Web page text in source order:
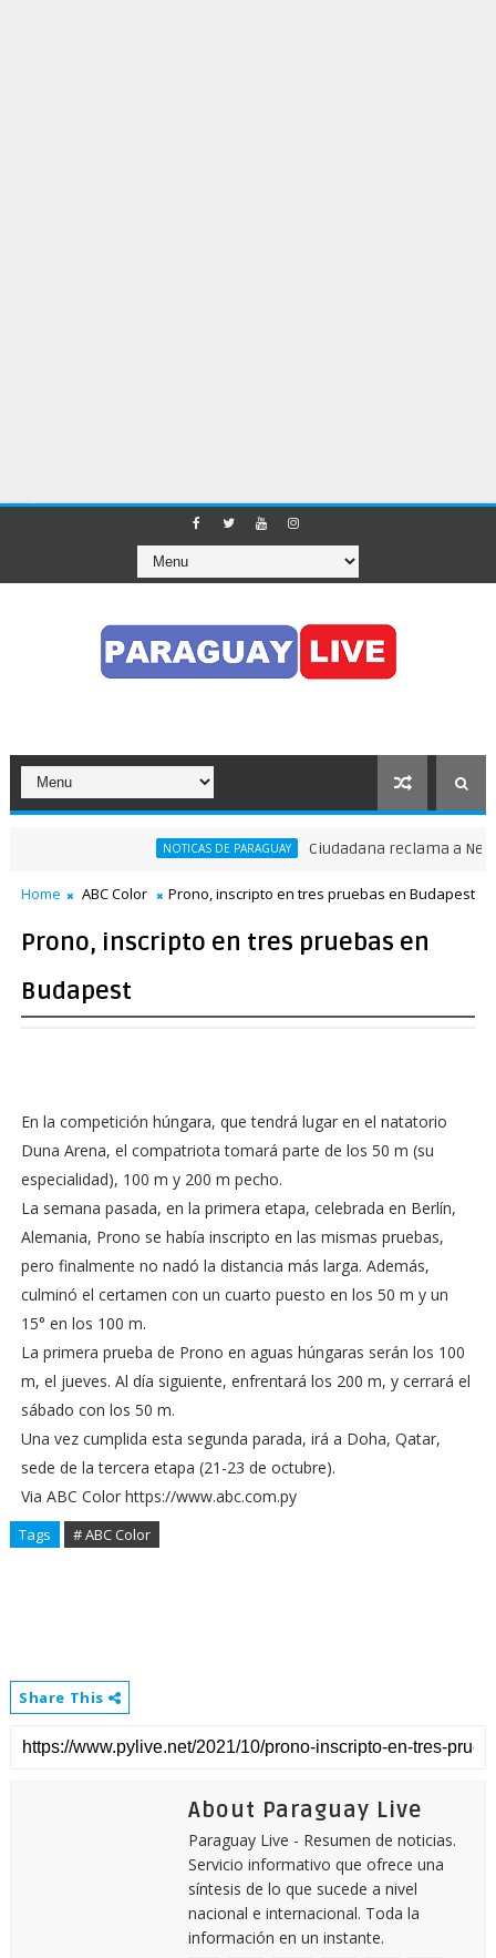
NOTICAS DE PARAGUAY Ciudadana reclama a
en pleno Puente de la Amistad
Home ABC Color Prono, inscripto en tres pruebas en Budapest
Prono, inscripto en tres pruebas en
Budapest
En la competición húngara, que tendrá lugar en el natatorio
Duna Arena, el compatriota tomará parte de los 50 m (su
especialidad), 100 m y 200 m pecho.
La semana pasada, en la primera etapa, celebrada en Berlín,
Alemania, Prono se había inscripto en las mismas pruebas,
pero finalmente no nadó la distancia más larga. Además,
culminó el certamen con un cuarto puesto en los 50 m y un
15° en los 100 m.
La primera prueba de Prono en aguas húngaras serán los 100
m, el jueves. Al día siguiente, enfrentará los 200 m, y cerrará el
sábado con los 50 m.
Una vez cumplida esta segunda parada, irá a Doha, Qatar,
sede de la tercera etapa (21-23 de octubre).
Via ABC Color https://www.abc.com.py
Tags # ABC Color
Share This
About Paraguay Live
Paraguay Live - Resumen de noticias.
Servicio informativo que ofrece una
síntesis de lo que sucede a nivel
nacional e internacional. Toda la
información en un instante.